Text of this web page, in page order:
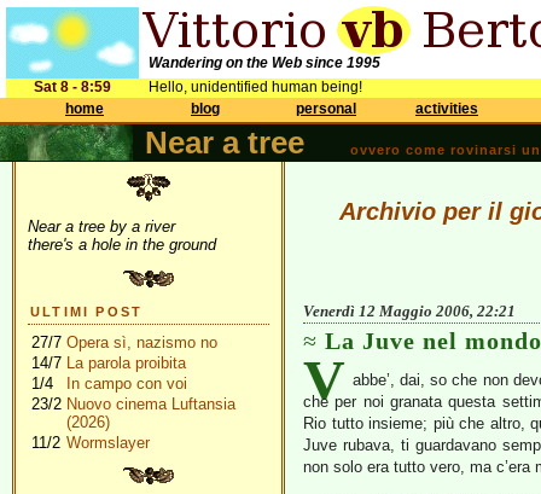
Wandering on the Web since 1995
Sat 8 - 8:59
Hello, unidentified human being!
home
blog personal activities
Near a tree ovvero come rovinarsi
Near a tree by a river
there's a hole in the ground
ULTIMI POST
27/7 Opera sì, nazismo no
14/7 La parola proibita
1/4
In campo con voi
23/2 Nuovo cinema Luftansia
(2026)
11/2 Wormslayer
Archivio per il
Venerdì 12 Maggio 2006, 22:21
La Juve nel mondo
V abbe’, dai, so che non
che per noi granata questa
Rio tutto insieme; più che altro,
Juve rubava, ti guardavano
non solo era tutto vero, ma c’era